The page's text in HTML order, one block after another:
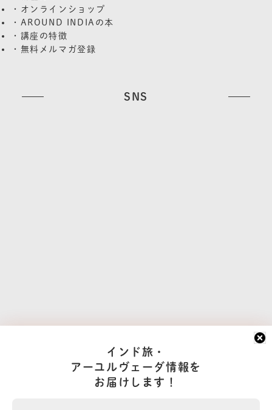
インド旅・
アーユルヴェーダ情報を
お届けします！
・オンラインショップ
・AROUND INDIAの本
・講座の特徴
・無料メルマガ登録
SNS